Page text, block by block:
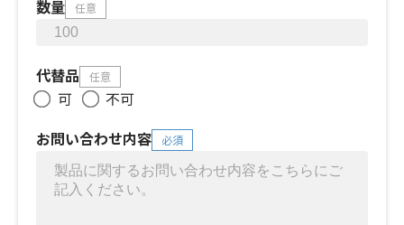
数量 任意
代替品 任意
可
不可
お問い合わせ内容
必須